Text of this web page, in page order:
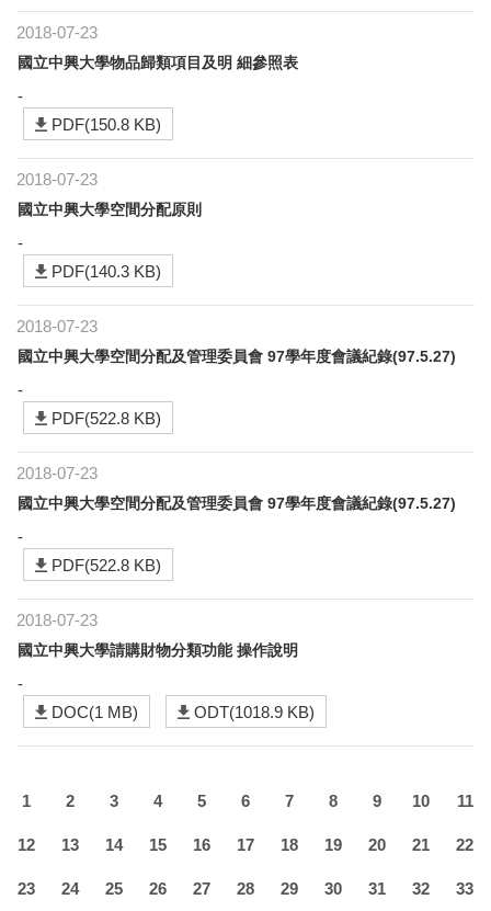
2018-07-23
國立中興大學物品歸類項目及明 細參照表
-
PDF(150.8 KB)
2018-07-23
國立中興大學空間分配原則
-
PDF(140.3 KB)
2018-07-23
國立中興大學空間分配及管理委員會 97學年度會議紀錄(97.5.27)
-
PDF(522.8 KB)
2018-07-23
國立中興大學空間分配及管理委員會 97學年度會議紀錄(97.5.27)
-
PDF(522.8 KB)
2018-07-23
國立中興大學請購財物分類功能 操作說明
-
DOC(1 MB)
ODT(1018.9 KB)
1 2 3 4 5 6 7 8 9 10 11
12 13 14 15 16 17 18 19 20 21 22
23 24 25 26 27 28 29 30 31 32 33